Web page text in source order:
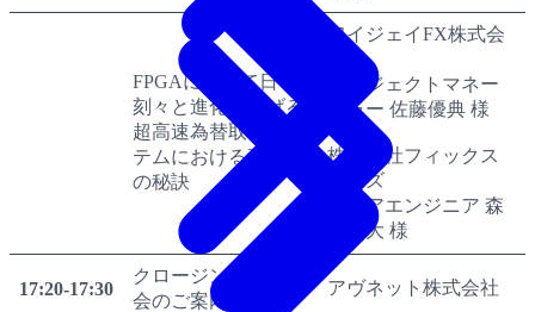
FPGAによって日々
刻々と進化を遂げる
超高速為替取引シス
テムにおける高速化
の秘訣
ワイジェイFX株式会
プロジェクトマネー
ジャー 佐藤優典 様
株式会社フィックス
ターズ
シニアエンジニア 森
高晃大 様
17:20-17:30
クロージング / 懇親
会のご案内
アヴネット株式会社